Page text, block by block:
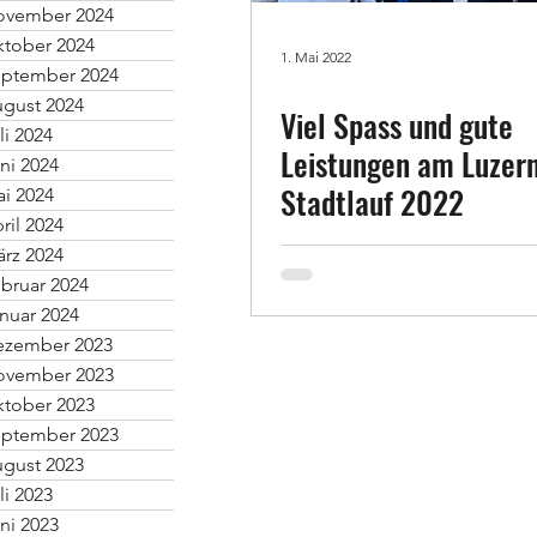
2024
2024
2024
2024
2024
2024
2024
2024
2024
2024
2024
2023
2023
2023
2023
2023
2023
2023
1. Mai 2022
Viel Spass und gute
Leistungen am
Stadtlauf 2022